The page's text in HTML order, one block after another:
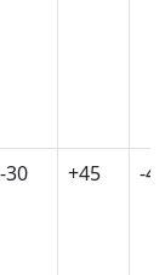
-30 +45 -